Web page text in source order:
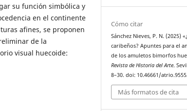
su función simbólica y
en el continente
afines, se proponen
de la
visual huecoide:
Cómo citar
Sánchez Nieves, P. N. (2025)
caribeños? Apuntes para el
de los amuletos bimorfos
Revista de Historia del Arte.
8–30. doi: 10.46661/atrio.9555.
Más formatos de cita